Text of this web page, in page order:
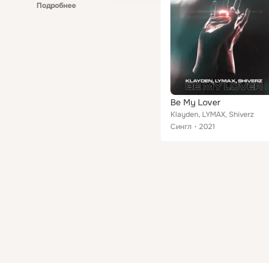
Подробнее
Be My Lover
Klayden, LYMAX, Shiverz
Сингл
2021